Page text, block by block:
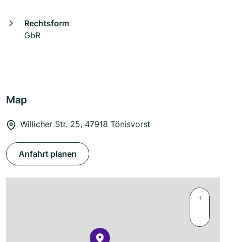
Rechtsform
GbR
Map
Willicher Str. 25, 47918 Tönisvorst
Anfahrt planen
+
−